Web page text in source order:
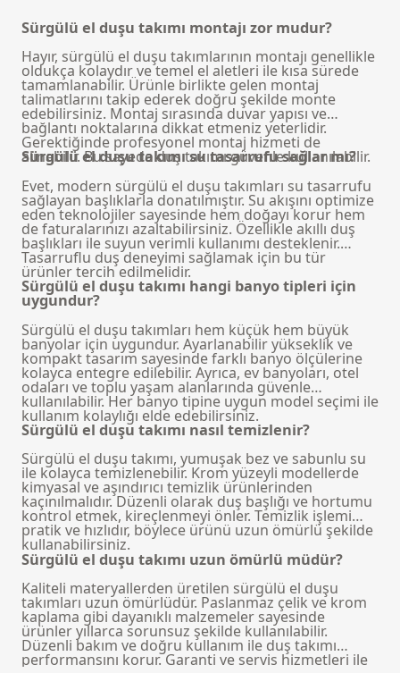
Sürgülü el duşu takımı montajı zor mudur?
Hayır, sürgülü el duşu takımlarının montajı genellikle
oldukça kolaydır ve temel el aletleri ile kısa sürede
tamamlanabilir. Ürünle birlikte gelen montaj
talimatlarını takip ederek doğru şekilde monte
edebilirsiniz. Montaj sırasında duvar yapısı ve
bağlantı noktalarına dikkat etmeniz yeterlidir.
Gerektiğinde profesyonel montaj hizmeti de
alınabilir. Bu sayede duş takımı güvenle kullanılabilir.
Sürgülü el duşu takımı su tasarrufu sağlar mı?
Evet, modern sürgülü el duşu takımları su tasarrufu
sağlayan başlıklarla donatılmıştır. Su akışını optimize
eden teknolojiler sayesinde hem doğayı korur hem
de faturalarınızı azaltabilirsiniz. Özellikle akıllı duş
başlıkları ile suyun verimli kullanımı desteklenir.
Tasarruflu duş deneyimi sağlamak için bu tür
ürünler tercih edilmelidir.
Sürgülü el duşu takımı hangi banyo tipleri için
uygundur?
Sürgülü el duşu takımları hem küçük hem büyük
banyolar için uygundur. Ayarlanabilir yükseklik ve
kompakt tasarım sayesinde farklı banyo ölçülerine
kolayca entegre edilebilir. Ayrıca, ev banyoları, otel
odaları ve toplu yaşam alanlarında güvenle
kullanılabilir. Her banyo tipine uygun model seçimi ile
kullanım kolaylığı elde edebilirsiniz.
Sürgülü el duşu takımı nasıl temizlenir?
Sürgülü el duşu takımı, yumuşak bez ve sabunlu su
ile kolayca temizlenebilir. Krom yüzeyli modellerde
kimyasal ve aşındırıcı temizlik ürünlerinden
kaçınılmalıdır. Düzenli olarak duş başlığı ve hortumu
kontrol etmek, kireçlenmeyi önler. Temizlik işlemi
pratik ve hızlıdır, böylece ürünü uzun ömürlü şekilde
kullanabilirsiniz.
Sürgülü el duşu takımı uzun ömürlü müdür?
Kaliteli materyallerden üretilen sürgülü el duşu
takımları uzun ömürlüdür. Paslanmaz çelik ve krom
kaplama gibi dayanıklı malzemeler sayesinde
ürünler yıllarca sorunsuz şekilde kullanılabilir.
Düzenli bakım ve doğru kullanım ile duş takımı
performansını korur. Garanti ve servis hizmetleri ile